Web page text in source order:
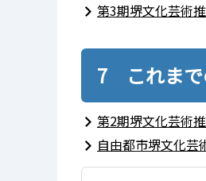
第3期堺文化芸術
7 これまで
第2期堺文化芸術
自由都市堺文化芸